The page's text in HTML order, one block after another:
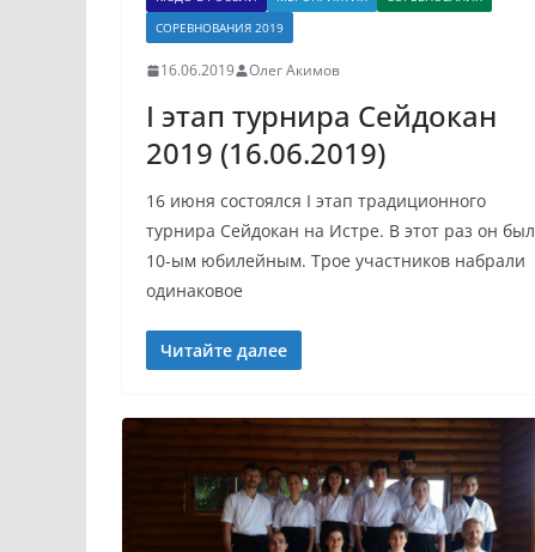
СОРЕВНОВАНИЯ 2019
16.06.2019 Олег Акимов
I этап турнира Сейдокан
2019 (16.06.2019)
16 июня состоялся I этап традиционного
турнира Сейдокан на Истре. В этот раз он был
10-ым юбилейным. Трое участников набрали
одинаковое
Читайте далее